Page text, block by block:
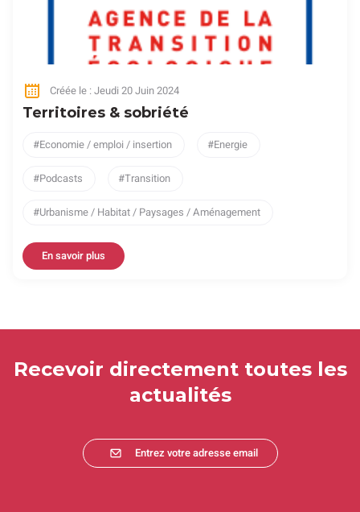
Créée le : Jeudi 20 Juin 2024
Territoires & sobriété
Economie / emploi / insertion Energie
Podcasts Transition
Urbanisme / Habitat / Paysages / Aménagement
En savoir plus
Recevoir directement toutes les
actualités
Entrez votre adresse email